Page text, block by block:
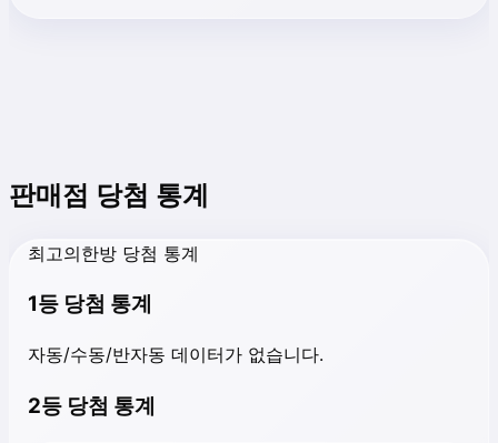
판매점 당첨 통계
최고의한방 당첨 통계
1등 당첨 통계
자동/수동/반자동 데이터가 없습니다.
2등 당첨 통계